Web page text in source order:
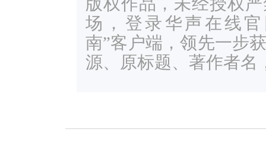
场，登录华声在线官
南”客户端，领先一步
源、原标题、著作者名